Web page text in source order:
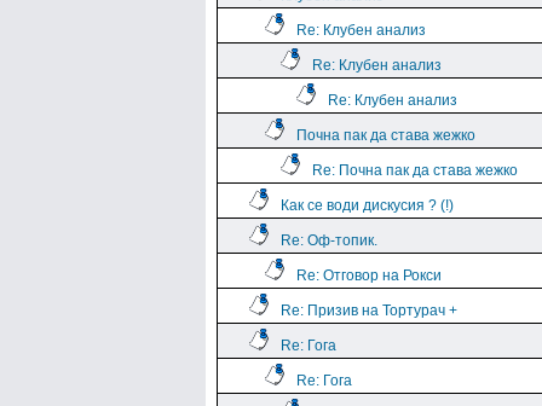
Re: Клубен анализ
Re: Клубен анализ
Re: Клубен анализ
Почна пак да става жежко
Re: Почна пак да става жежко
Как се води дискусия ? (!)
Re: Оф-топик.
Re: Отговор на Рокси
Re: Призив на Тортурач +
Re: Гога
Re: Гога